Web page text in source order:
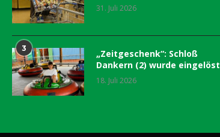
31. Juli 2026
3
„Zeitgeschenk“: Schloß
Dankern (2) wurde eingelöst
18. Juli 2026